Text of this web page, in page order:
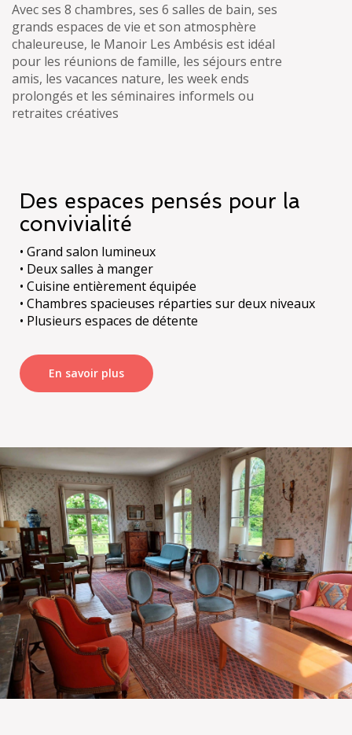
Avec ses 8 chambres, ses 6 salles de bain, ses
grands espaces de vie et son atmosphère
chaleureuse, le Manoir Les Ambésis est idéal
pour les réunions de famille, les séjours entre
amis, les vacances nature, les week ends
prolongés et les séminaires informels ou
Des espaces pensés pour la
convivialité
• Grand salon lumineux
• Deux salles à manger
• Cuisine entièrement équipée
• Chambres spacieuses réparties sur deux niveaux
En savoir plus